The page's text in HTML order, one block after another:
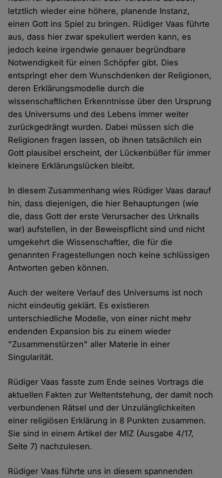
letztlich wieder eine höhere, planende Instanz,
einen Gott ins Spiel zu bringen. Rüdiger Vaas führte
aus, dass hier zwar spekuliert werden kann, es
jedoch keine irgendwie genauer begründbare
Notwendigkeit für einen Schöpfer gibt. Dies
entspringt eher dem Wunschdenken der Religionen,
deren Erklärungsmodelle durch die
wissenschaftlichen Erkenntnisse über den Ursprung
des Universums und des Lebens immer weiter
zurückgedrängt wurden. Dabei müssen sich die
Religionen fragen lassen, ob ihnen tatsächlich ein
Gott plausibel erscheint, der Lückenbüßer für immer
kleinere Erklärungslücken bleibt.
In diesem Zusammenhang wies Rüdiger Vaas darauf
hin, dass diejenigen, die hier Behauptungen (wie
die, dass Gott der erste Verursacher des Urknalls
war) aufstellen, in der Beweispflicht sind und nicht
umgekehrt die Wissenschaftler, die für die
genannten Fragestellungen noch keine schlüssigen
Antworten geben können.
Auch der weitere Verlauf des Universums ist noch
nicht eindeutig geklärt. Es existieren
unterschiedliche Modelle, von einer nicht mehr
endenden Expansion bis zu einem wieder
"Zusammenstürzen" aller Materie in einer
Singularität.
Rüdiger Vaas fasste zum Ende seines Vortrags die
aktuellen Fakten zur Weltentstehung, der damit noch
verbundenen Rätsel und der Unzulänglichkeiten
einer religiösen Erklärung in 8 Punkten zusammen.
Sie sind in einem Artikel der MIZ (Ausgabe 4/17,
Seite 7) nachzulesen.
Rüdiger Vaas führte uns in diesem spannenden